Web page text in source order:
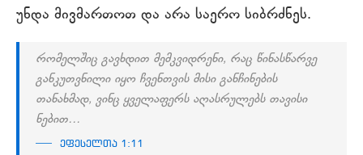
უნდა მივმართოთ და არა საერო სიბრძნეს.
რომელშიც გავხდით მემკვიდრენი, რაც წინასწარვე
განკუთვნილი იყო ჩვენთვის მისი განჩინების
თანახმად, ვინც ყველაფერს აღასრულებს თავისი
ნებით…
ეფესელთა 1:11